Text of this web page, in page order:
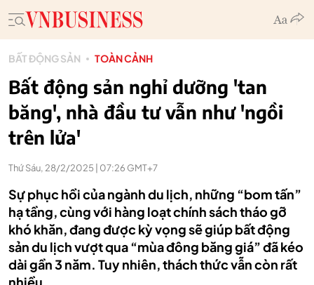
BẤT ĐỘNG SẢN TOÀN CẢNH
Bất động sản nghỉ dưỡng 'tan
băng', nhà đầu tư vẫn như 'ngồi
trên lửa'
Thứ Sáu, 28/2/2025 | 07:26 GMT+7
Sự phục hồi của ngành du lịch, những “bom tấn”
hạ tầng, cùng với hàng loạt chính sách tháo gỡ
khó khăn, đang được kỳ vọng sẽ giúp bất động
sản du lịch vượt qua “mùa đông băng giá” đã kéo
dài gần 3 năm. Tuy nhiên, thách thức vẫn còn rất